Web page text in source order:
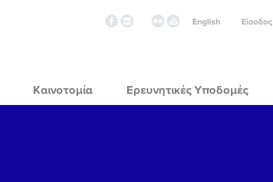
Είσοδος
English
Καινοτομία Ερευνητικές Υποδομές